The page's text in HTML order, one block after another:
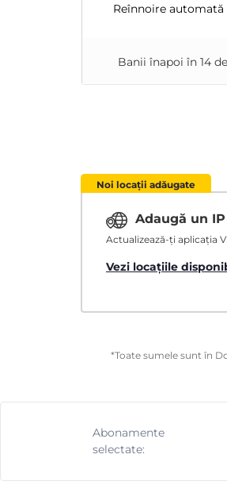
Reînnoire automată
Banii înapoi în 14
Noi locații adăugate
Adaugă un
Actualizează-ți aplicația
Vezi locațiile
*Toate sumele sunt în
Abonamente
selectate: